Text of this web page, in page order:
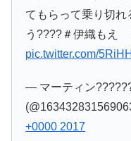
てもらって乗り切れ
う????＃伊織もえ
pic.twitter.com/
— マーティン
+0000 2017